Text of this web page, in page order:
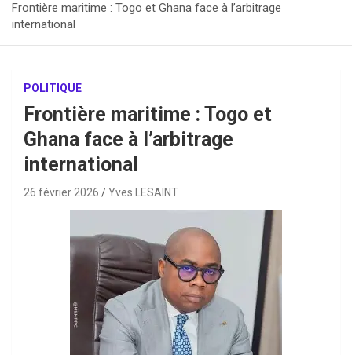
Frontière maritime : Togo et Ghana face à l’arbitrage
international
POLITIQUE
Frontière maritime : Togo et
Ghana face à l’arbitrage
international
26 février 2026 Yves LESAINT